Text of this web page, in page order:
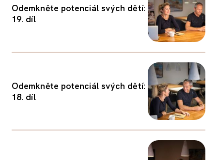
PORADNA
Odemkněte potenciál svých dětí:
19. díl
Odemkněte potenciál svých dětí:
18. díl